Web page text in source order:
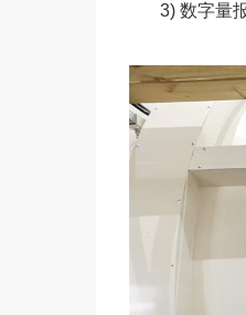
3) 数字量报